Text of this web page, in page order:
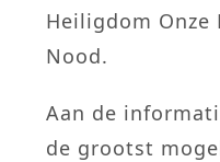
Heiligdom Onze
Nood.
Aan de
de grootst